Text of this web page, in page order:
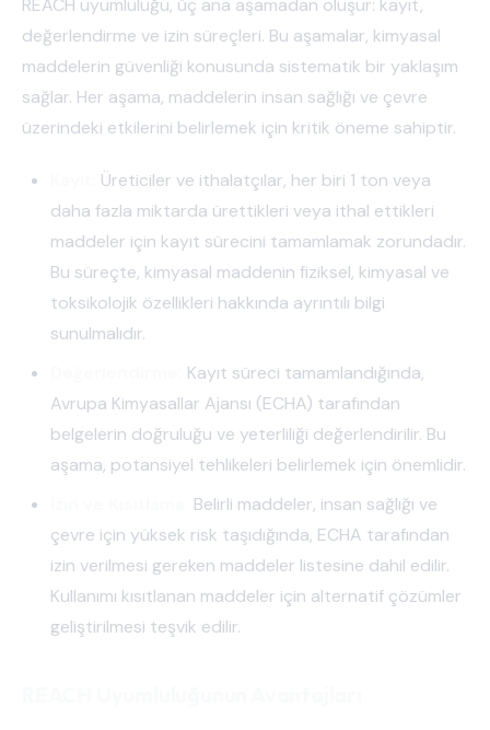
değerlendirme ve izin süreçleri. Bu aşamalar, kimyasal
maddelerin güvenliği konusunda sistematik bir yaklaşım
sağlar. Her aşama, maddelerin insan sağlığı ve çevre
üzerindeki etkilerini belirlemek için kritik öneme sahiptir.
Üreticiler ve ithalatçılar, her biri 1 ton veya
daha fazla miktarda ürettikleri veya ithal ettikleri
maddeler için kayıt sürecini tamamlamak zorundadır.
Bu süreçte, kimyasal maddenin fiziksel, kimyasal ve
toksikolojik özellikleri hakkında ayrıntılı bilgi
sunulmalıdır.
Kayıt süreci tamamlandığında,
Avrupa Kimyasallar Ajansı (ECHA) tarafından
belgelerin doğruluğu ve yeterliliği değerlendirilir. Bu
aşama, potansiyel tehlikeleri belirlemek için önemlidir.
Belirli maddeler, insan sağlığı ve
çevre için yüksek risk taşıdığında, ECHA tarafından
izin verilmesi gereken maddeler listesine dahil edilir.
Kullanımı kısıtlanan maddeler için alternatif çözümler
geliştirilmesi teşvik edilir.